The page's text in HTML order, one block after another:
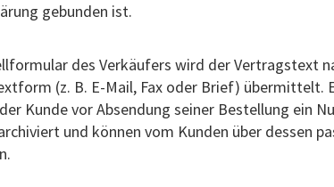
gebunden ist.
des Verkäufers wird der Vertragstext
(z. B. E-Mail, Fax oder Brief) übermittelt.
Kunde vor Absendung seiner Bestellung ein
und können vom Kunden über dessen